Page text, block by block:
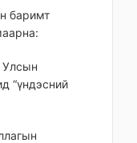
баримт
Улсын
“үндэсний